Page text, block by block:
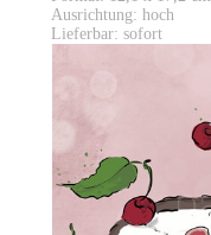
Ausrichtung: hoch
Lieferbar: sofort